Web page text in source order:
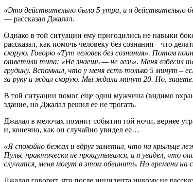
«Это действительно было 5 утра, и я действительно
— рассказал Джалал.
Однако в той ситуации ему пригодились не навыки
рассказал, как помочь человеку без сознания – что
скорую. Говорю «Тут человек без сознания». Потом
ответили типа: «Не знаешь — не лезь». Меня взбесил
грудину. Вспомнил, что у меня есть только 5 минут –
за руку и ждал скорую. Мы ждали минут 20. Но,
В той ситуации помог еще один мужчина (видимо
здание, но Джалал решил ее не трогать.
Джалал в мелочах помнит события той ночи, вернее
и, конечно, как он случайно увидел ее…
«Я спокойно бежал и вдруг заметил, что на крыльце
Пульс практически не прощупывался, и я увидел, что
случится, меня могут в этом обвинить. Но времени на
Джалал говорит, что после инцидента никому не